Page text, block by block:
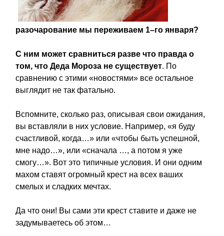
разочарование мы переживаем 1–го января?
С ним может сравниться разве что правда о
том, что Деда Мороза не существует. По
сравнению с этими «новостями» все остальное
выглядит не так фатально.
Вспомните, сколько раз, описывая свои ожидания,
вы вставляли в них условие. Например, «я буду
счастливой, когда…» или «чтобы быть успешной,
мне надо…», или «сначала …, а потом я уже
смогу…». Вот это типичные условия. И они одним
махом ставят огромный крест на всех ваших
смелых и сладких мечтах.
Да что они! Вы сами эти крест ставите и даже не
задумываетесь об этом…